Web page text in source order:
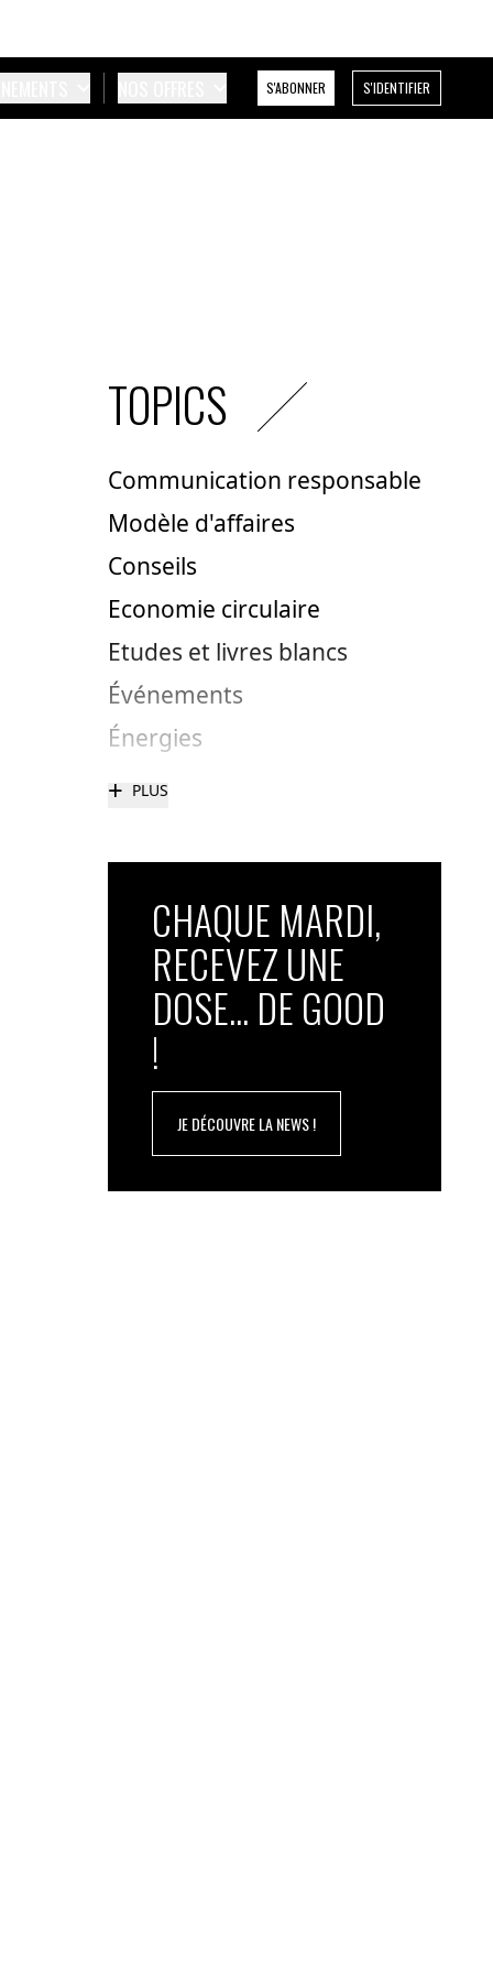
S'ABONNER S'IDENTIFIER
TOPICS
Communication responsable
Modèle d'affaires
Conseils
Economie circulaire
Etudes et livres blancs
Événements
Énergies
+ PLUS
CHAQUE MARDI,
RECEVEZ UNE
DOSE... DE GOOD
!
JE DÉCOUVRE LA NEWS !